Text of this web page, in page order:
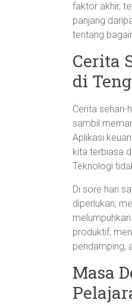
faktor akhir,
panjang
tentang
Cerita
di
Cerita sehari-
sambil
Aplikasi
kita terbiasa
Teknologi
Di sore hari
diperlukan,
produktif,
pendamping,
Masa